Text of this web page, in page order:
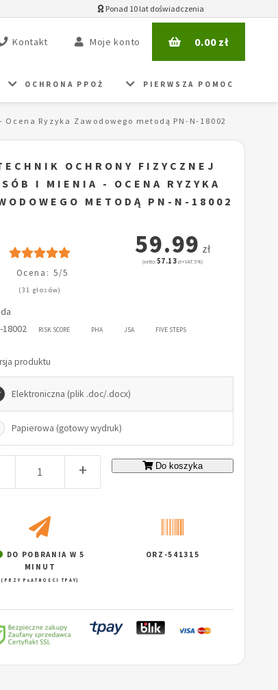
Ponad 10 lat doświadczenia
Kontakt Moje konto 0.00zł
OCHRONA PPOŻ PIERWSZA POMOC
Ryzyka Zawodowego metodą PN-N-18002
OCHRONY FIZYCZNEJ
I MIENIA - OCENA RYZYKA
METODĄ PN-N-18002
Ocena: 5/5
(31 głosów)
59.99 zł
(netto:57.13 zł + VAT: 5%)
18002
RISK SCORE PHA JSA FIVE STEPS
produktu
Elektroniczna (plik .doc/.docx)
Papierowa (gotowy wydruk)
+ Do koszyka
DO POBRANIA W 5
MINUT
(PRZY PŁATNOŚCI TPAY)
ORZ-541315